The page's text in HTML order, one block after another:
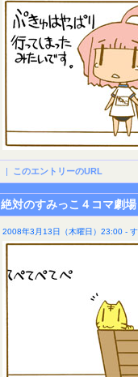
| このエントリーのURL
絶対のすみっこ４コマ劇
2008年3月13日（木曜日）23:00 -